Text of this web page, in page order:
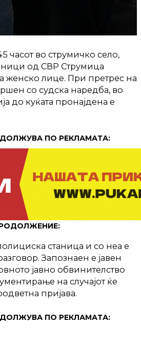
часот во струмичко село,
од СВР Струмица
женско лице. При претрес на
со судска наредба, во
до куќата пронајдена е
ПО РЕКЛАМАТА:
станица и со неа е
Запознаен е јавен
јавно обвинителство
на случајот ќе
пријава.
ПО РЕКЛАМАТА: